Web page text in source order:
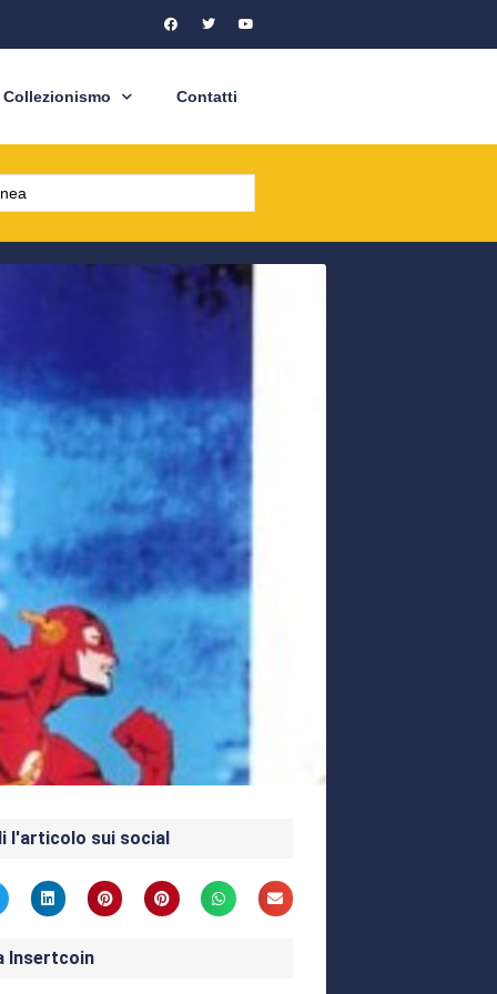
Collezionismo Contatti
l'articolo sui social
Insertcoin